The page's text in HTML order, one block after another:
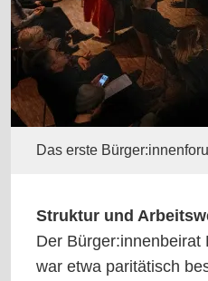
Das erste
Struktur und
Der Bürger:innenbeirat
war etwa paritätisch